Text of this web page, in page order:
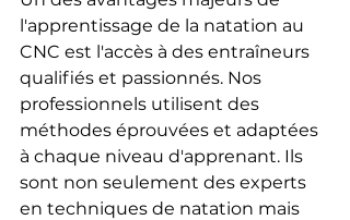
l'apprentissage de la natation au
CNC est l'accès à des entraîneurs
qualifiés et passionnés. Nos
professionnels utilisent des
méthodes éprouvées et adaptées
à chaque niveau d'apprenant. Ils
sont non seulement des experts
en techniques de natation mais